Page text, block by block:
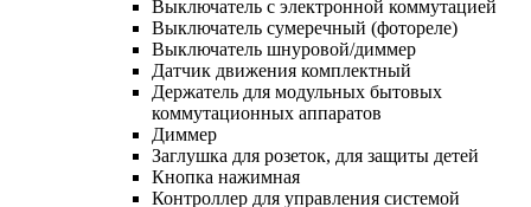
Выключатель с электронной коммутацией
Выключатель сумеречный (фотореле)
Выключатель шнуровой/диммер
Датчик движения комплектный
Держатель для модульных бытовых
коммутационных аппаратов
Диммер
Заглушка для розеток, для защиты детей
Кнопка нажимная
Контроллер для управления системой